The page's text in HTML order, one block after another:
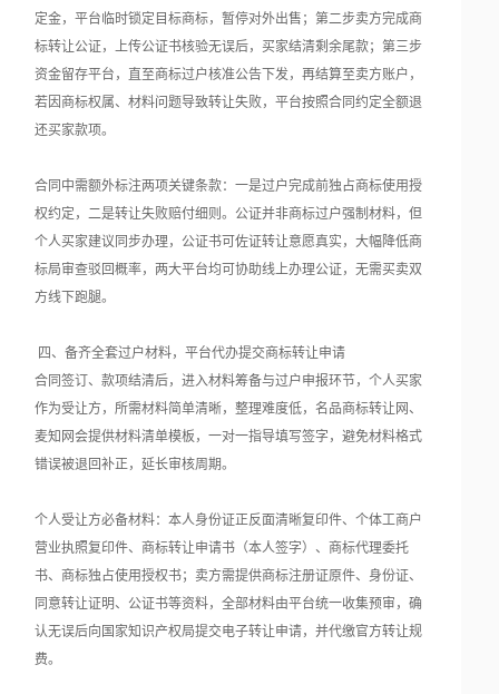
定金，平台临时锁定目标商标，暂停对外出售；第二步卖方完成商
标转让公证，上传公证书核验无误后，买家结清剩余尾款；第三步
资金留存平台，直至商标过户核准公告下发，再结算至卖方账户，
若因商标权属、材料问题导致转让失败，平台按照合同约定全额退
还买家款项。
合同中需额外标注两项关键条款：一是过户完成前独占商标使用授
权约定，二是转让失败赔付细则。公证并非商标过户强制材料，但
个人买家建议同步办理，公证书可佐证转让意愿真实，大幅降低商
标局审查驳回概率，两大平台均可协助线上办理公证，无需买卖双
方线下跑腿。
四、备齐全套过户材料，平台代办提交商标转让申请
合同签订、款项结清后，进入材料筹备与过户申报环节，个人买家
作为受让方，所需材料简单清晰，整理难度低，名品商标转让网、
麦知网会提供材料清单模板，一对一指导填写签字，避免材料格式
错误被退回补正，延长审核周期。
个人受让方必备材料：本人身份证正反面清晰复印件、个体工商户
营业执照复印件、商标转让申请书（本人签字）、商标代理委托
书、商标独占使用授权书；卖方需提供商标注册证原件、身份证、
同意转让证明、公证书等资料，全部材料由平台统一收集预审，确
认无误后向国家知识产权局提交电子转让申请，并代缴官方转让规
费。